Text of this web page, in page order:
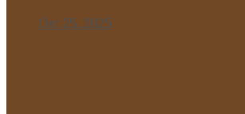
Οκτ 25, 2025